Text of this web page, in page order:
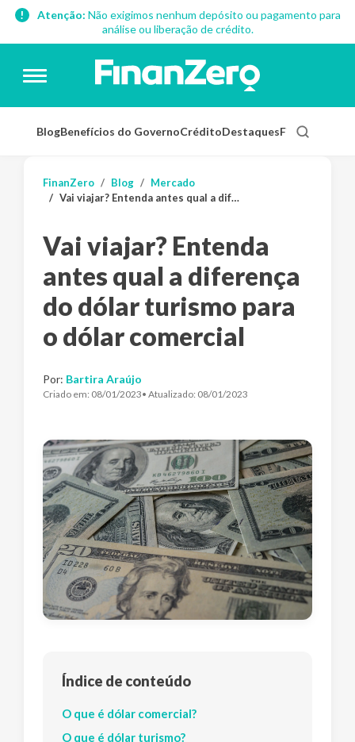
Atenção: Não exigimos nenhum depósito ou pagamento para
análise ou liberação de crédito.
BlogBenefícios do GovernoCréditoDestaquesFinanças
FinanZero Blog
Mercado
Vai viajar? Entenda antes qual a diferença do dólar turismo para o dólar comercial
Vai viajar? Entenda
antes qual a diferença
do dólar turismo para
o dólar comercial
Por: Bartira Araújo
Criado em: 08/01/2023• Atualizado: 08/01/2023
Índice de conteúdo
O que é dólar comercial?
O que é dólar turismo?